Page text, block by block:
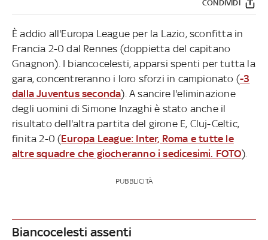
CONDIVIDI
È addio all'Europa League per la Lazio, sconfitta in
Francia 2-0 dal Rennes (doppietta del capitano
Gnagnon). I biancocelesti, apparsi spenti per tutta la
gara, concentreranno i loro sforzi in campionato (-3
dalla Juventus seconda). A sancire l'eliminazione
degli uomini di Simone Inzaghi è stato anche il
risultato dell'altra partita del girone E, Cluj-Celtic,
finita 2-0 (Europa League: Inter, Roma e tutte le
altre squadre che giocheranno i sedicesimi. FOTO).
PUBBLICITÀ
Biancocelesti assenti